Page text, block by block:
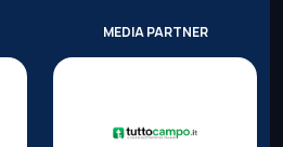
MEDIA PARTNER